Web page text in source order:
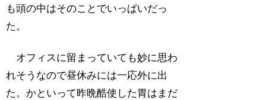
も頭の中はそのことでいっぱいだっ
た。
オフィスに留まっていても妙に思わ
れそうなので昼休みには一応外に出
た。かといって昨晩酷使した胃はまだ